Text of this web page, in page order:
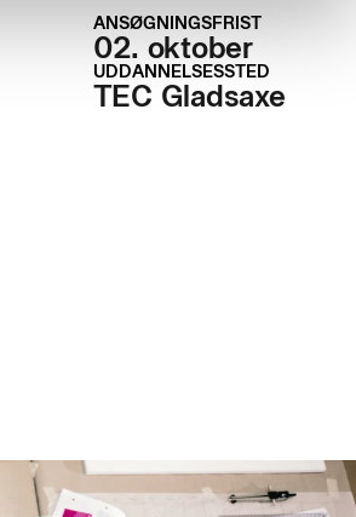
ANSØGNINGSFRIST
02. oktober
UDDANNELSESSTED
TEC Gladsaxe